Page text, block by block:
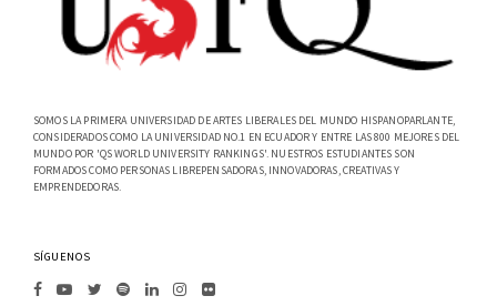
SOMOS LA PRIMERA UNIVERSIDAD DE ARTES LIBERALES DEL MUNDO HISPANOPARLANTE,
CONSIDERADOS COMO LA UNIVERSIDAD NO.1 EN ECUADOR Y ENTRE LAS 800 MEJORES DEL
MUNDO POR 'QS WORLD UNIVERSITY RANKINGS'. NUESTROS ESTUDIANTES SON
FORMADOS COMO PERSONAS LIBREPENSADORAS, INNOVADORAS, CREATIVAS Y
EMPRENDEDORAS.
SÍGUENOS